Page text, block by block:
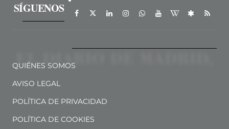
SÍGUENOS
QUIÉNES SOMOS
AVISO LEGAL
POLÍTICA DE PRIVACIDAD
POLÍTICA DE COOKIES